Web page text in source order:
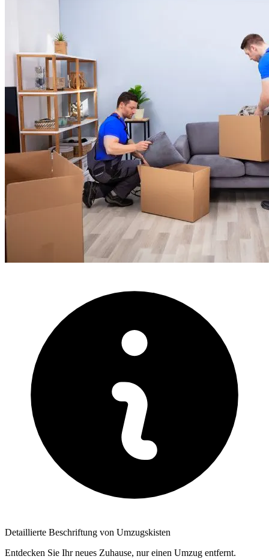
Detaillierte Beschriftung von Umzugskisten
Entdecken Sie Ihr neues Zuhause, nur einen Umzug entfernt.